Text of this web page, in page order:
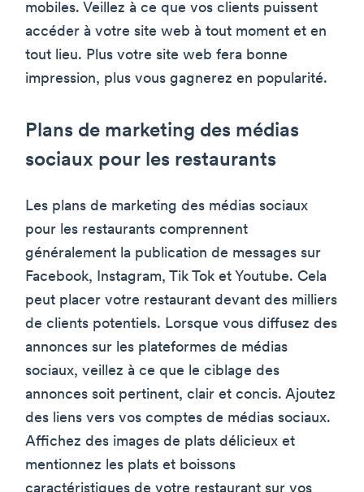
mobiles. Veillez à ce que vos clients puissent
accéder à votre site web à tout moment et en
tout lieu. Plus votre site web fera bonne
impression, plus vous gagnerez en popularité.
Plans de marketing des médias
sociaux pour les restaurants
Les plans de marketing des médias sociaux
pour les restaurants comprennent
généralement la publication de messages sur
Facebook, Instagram, Tik Tok et Youtube. Cela
peut placer votre restaurant devant des milliers
de clients potentiels. Lorsque vous diffusez des
annonces sur les plateformes de médias
sociaux, veillez à ce que le ciblage des
annonces soit pertinent, clair et concis. Ajoutez
des liens vers vos comptes de médias sociaux.
Affichez des images de plats délicieux et
mentionnez les plats et boissons